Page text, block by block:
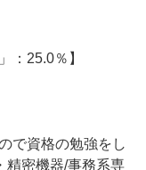
：25.0％】
で資格の勉強をし
精密機器/事務系専